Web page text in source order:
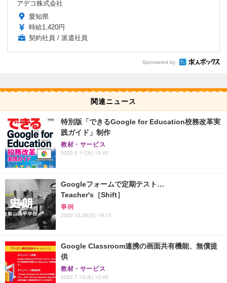
アデコ株式会社
愛知県
時給1,420円
契約社員 / 派遣社員
Sponsored by
関連ニュース
特別版「できるGoogle for Education校務改革実
践ガイド」制作
教材・サービス
2022.5.11(水) 15:45
Googleフォームで定期テスト…
Teacher's［Shift］
事例
2022.12.26(月) 19:15
Google Classroom連携の画面共有機能、無償提
供
教材・サービス
2022.7.13(水) 12:45